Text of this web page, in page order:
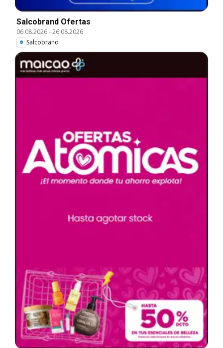
Salcobrand Ofertas
06.08.2026-26.08.2026
Salcobrand